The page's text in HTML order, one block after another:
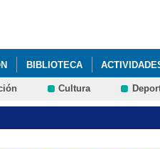
BIBLIOTECA
GRADO MEDIO
Cultura